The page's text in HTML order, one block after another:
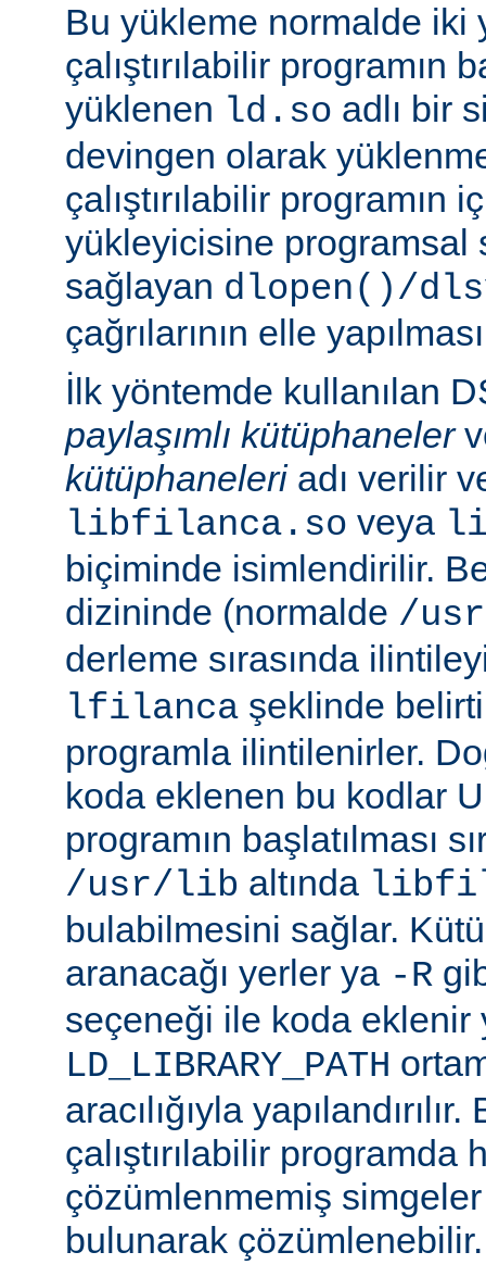
Bu yükleme normalde iki
çalıştırılabilir programın
yüklenen ld.so adlı bir
devingen olarak
çalıştırılabilir programın
yükleyicisine programsal
sağlayan dlopen()/
çağrılarının elle
İlk yöntemde kullanılan
paylaşımlı kütüphaneler
kütüphaneleriadı verilir
libfilanca.so veya
biçiminde isimlendirilir.
dizininde (normalde /
derleme sırasında
lfilanca şeklinde
programla ilintilenirler.
koda eklenen bu kodlar
programın başlatılması
/usr/lib altında
bulabilmesini sağlar.
aranacağı yerler ya -R
seçeneği ile koda eklenir
LD_LIBRARY_PATH
aracılığıyla
çalıştırılabilir programda
çözümlenmemiş
bulunarak çözümlenebilir.